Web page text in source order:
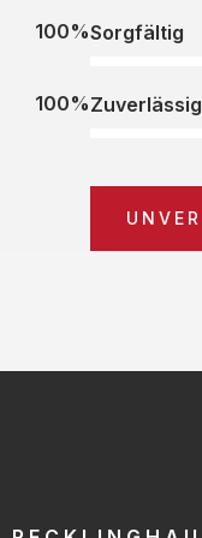
Sorgfältig
100%
Zuverlässig
100%